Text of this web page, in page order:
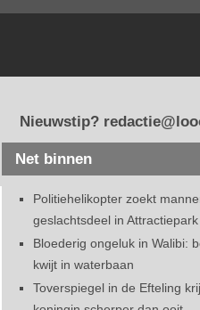
Nieuwstip?
Net binnen
Politiehelikopter zoekt
geslachtsdeel in
Bloederig ongeluk in Walibi:
kwijt in waterbaan
Toverspiegel in de Efteling